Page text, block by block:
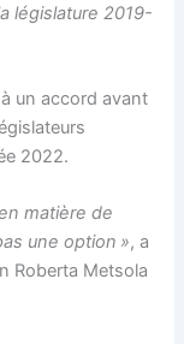
législature 2019-
un accord avant
2022.
matière de
une option », a
Roberta Metsola